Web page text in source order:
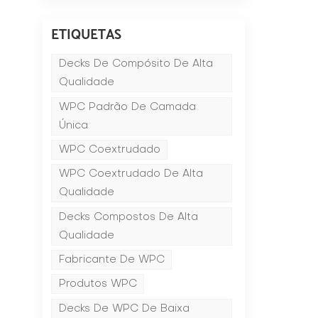
ETIQUETAS
Decks De Compósito De Alta
Qualidade
WPC Padrão De Camada
Única
WPC Coextrudado
WPC Coextrudado De Alta
Qualidade
Decks Compostos De Alta
Qualidade
Fabricante De WPC
Produtos WPC
Decks De WPC De Baixa